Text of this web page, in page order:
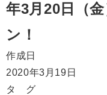
年3月20日（
ン！
作成日
2020年3月19日
タ グ